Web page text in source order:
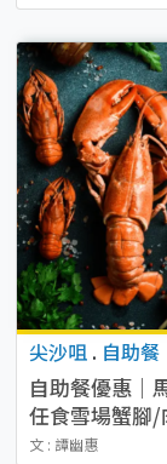
尖沙咀 . 自助餐
自助餐優惠｜
任食雪場蟹腳/
文 : 譚幽惠